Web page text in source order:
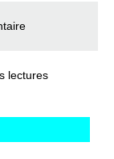
lectures